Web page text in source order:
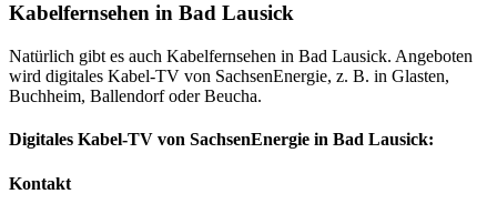
Kabelfernsehen in Bad Lausick
Natürlich gibt es auch Kabelfernsehen in Bad Lausick. Angeboten
wird digitales Kabel-TV von SachsenEnergie, z. B. in Glasten,
Buchheim, Ballendorf oder Beucha.
Digitales Kabel-TV von SachsenEnergie in Bad Lausick:
Kontakt